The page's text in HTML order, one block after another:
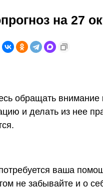
на 27
обращать
и делать из нее
ваша
не забывайте и о